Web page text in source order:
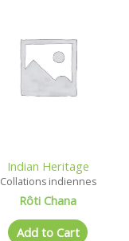
Indian Heritage
Collations indiennes
Rôti Chana
Add to Cart